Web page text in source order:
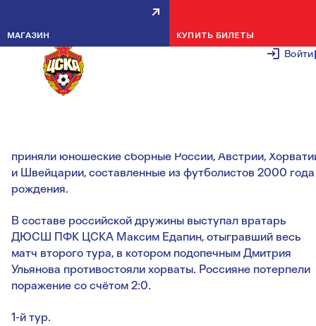
Войти
МАГАЗИН КУПИТЬ БИЛЕТЫ
МАКСИМ ЕДАПИН СЫГРАЛ ЗА
ЮНОШЕСКУЮ СБОРНУЮ
приняли юношеские сборные России, Австрии,
и Швейцарии, составленные из футболистов 2000 года
рождения.
В составе российской дружины выступал вратарь
ДЮСШ ПФК ЦСКА Максим Едапин, отыгравший весь
матч второго тура, в котором подопечным Дмитрия
Ульянова противостояли хорваты. Россияне потерпели
поражение со счётом 2:0.
1-й тур.